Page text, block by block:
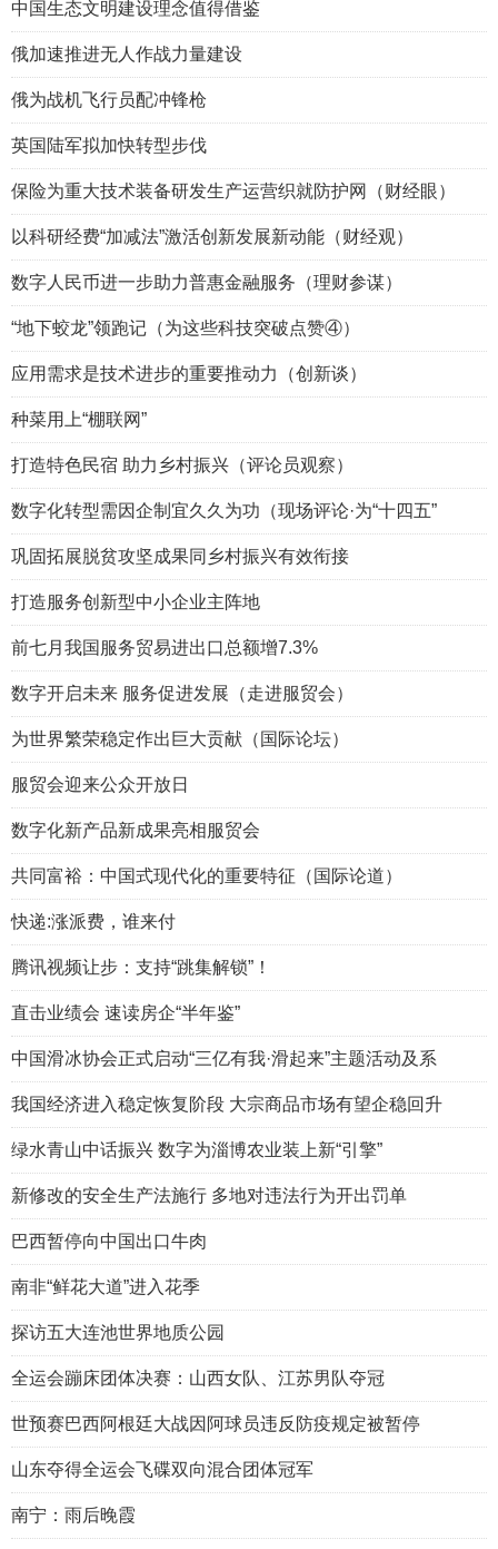
中国生态文明建设理念值得借鉴
俄加速推进无人作战力量建设
俄为战机飞行员配冲锋枪
英国陆军拟加快转型步伐
保险为重大技术装备研发生产运营织就防护网（财经眼）
以科研经费“加减法”激活创新发展新动能（财经观）
数字人民币进一步助力普惠金融服务（理财参谋）
“地下蛟龙”领跑记（为这些科技突破点赞④）
应用需求是技术进步的重要推动力（创新谈）
种菜用上“棚联网”
打造特色民宿 助力乡村振兴（评论员观察）
数字化转型需因企制宜久久为功（现场评论·为“十四五”
巩固拓展脱贫攻坚成果同乡村振兴有效衔接
打造服务创新型中小企业主阵地
前七月我国服务贸易进出口总额增7.3%
数字开启未来 服务促进发展（走进服贸会）
为世界繁荣稳定作出巨大贡献（国际论坛）
服贸会迎来公众开放日
数字化新产品新成果亮相服贸会
共同富裕：中国式现代化的重要特征（国际论道）
快递:涨派费，谁来付
腾讯视频让步：支持“跳集解锁”！
直击业绩会 速读房企“半年鉴”
中国滑冰协会正式启动“三亿有我·滑起来”主题活动及系
我国经济进入稳定恢复阶段 大宗商品市场有望企稳回升
绿水青山中话振兴 数字为淄博农业装上新“引擎”
新修改的安全生产法施行 多地对违法行为开出罚单
巴西暂停向中国出口牛肉
南非“鲜花大道”进入花季
探访五大连池世界地质公园
全运会蹦床团体决赛：山西女队、江苏男队夺冠
世预赛巴西阿根廷大战因阿球员违反防疫规定被暂停
山东夺得全运会飞碟双向混合团体冠军
南宁：雨后晚霞